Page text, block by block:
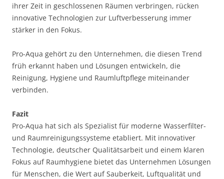
ihrer Zeit in geschlossenen Räumen verbringen, rücken
innovative Technologien zur Luftverbesserung immer
stärker in den Fokus.
Pro-Aqua gehört zu den Unternehmen, die diesen Trend
früh erkannt haben und Lösungen entwickeln, die
Reinigung, Hygiene und Raumluftpflege miteinander
verbinden.
Fazit
Pro-Aqua hat sich als Spezialist für moderne Wasserfilter-
und Raumreinigungssysteme etabliert. Mit innovativer
Technologie, deutscher Qualitätsarbeit und einem klaren
Fokus auf Raumhygiene bietet das Unternehmen Lösungen
für Menschen, die Wert auf Sauberkeit, Luftqualität und